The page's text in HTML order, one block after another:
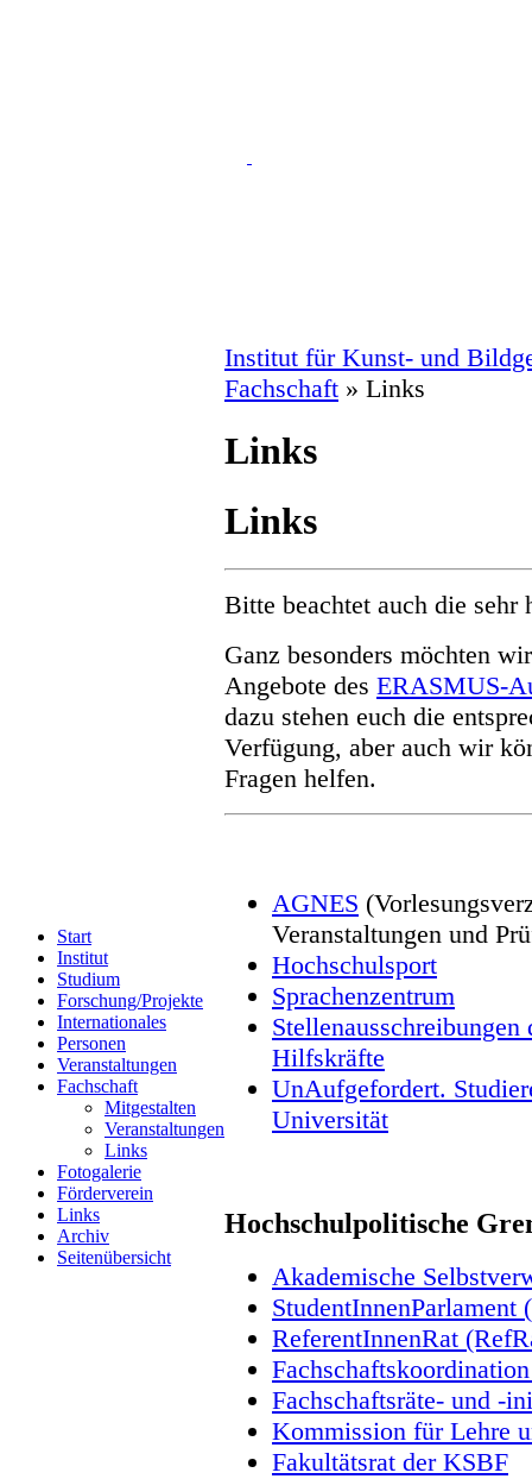
Start
Institut
Studium
Forschung/Projekte
Internationales
Personen
Veranstaltungen
Fachschaft
Mitgestalten
Veranstaltungen
Links
Fotogalerie
Förderverein
Links
Archiv
Seitenübersicht
Institut für Kunst- und
Fachschaft » Links
Links
Links
Bitte beachtet auch die
Ganz besonders möchten
Angebote des ERASMUS-
dazu stehen euch die
Verfügung, aber auch wir
Fragen helfen.
AGNES
Veranstaltungen und
Hochschulsport
Sprachenzentrum
Hilfskräfte
UnAufgefordert.
Universität
Hochschulpolitische
Akademische
StudentInnenParlament
ReferentInnenRat
Fachschaftsräte- und -
Kommission für Lehre
Fakultätsrat der KSBF